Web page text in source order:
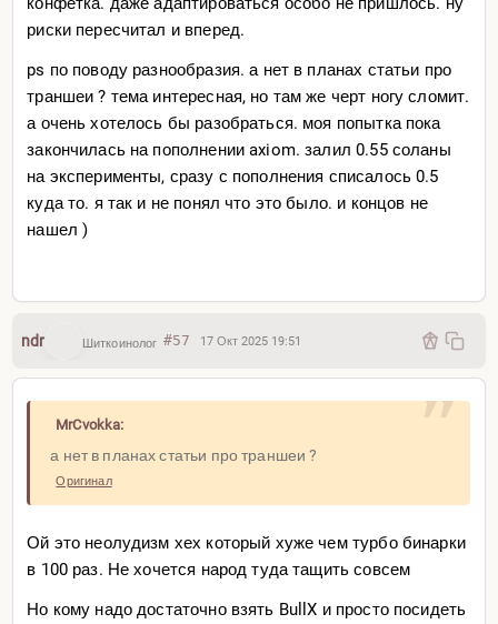
риски пересчитал и вперед.
ps по поводу разнообразия. а нет в планах статьи про
траншеи ? тема интересная, но там же черт ногу сломит.
а очень хотелось бы разобраться. моя попытка пока
закончилась на пополнении axiom. залил 0.55 соланы
на эксперименты, сразу с пополнения списалось 0.5
куда то. я так и не понял что это было. и концов не
нашел )
ndr Шиткоинолог #57 17 Окт 2025 19:51
MrCvokka:
а нет в планах статьи про траншеи ?
Оригинал
Ой это неолудизм хех который хуже чем турбо бинарки
в 100 раз. Не хочется народ туда тащить совсем
Но кому надо достаточно взять BullX и просто посидеть